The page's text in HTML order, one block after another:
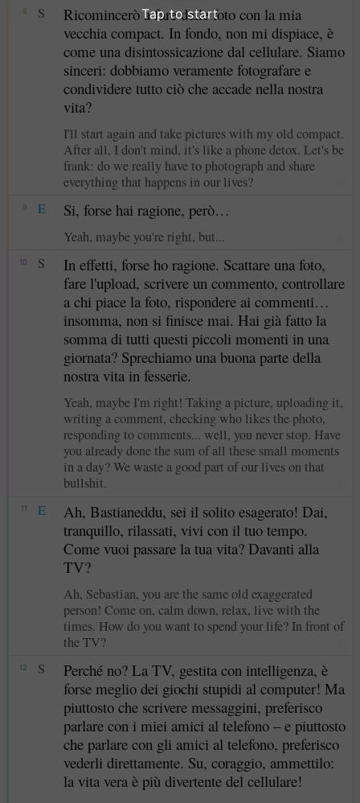
Tap to start
8 S
Ricomincerò a fare delle foto con la mia
vecchia compact. In fondo, non mi dispiace, è
come una disintossicazione dal cellulare. Siamo
sinceri: dobbiamo veramente fotografare e
condividere tutto ciò che accade nella nostra
vita?
I'll start again and take pictures with my old compact.
After all, I don't mind, it's like a phone detox. Let's be
frank: do we really have to photograph and share
everything that happens in our lives?
9 E Si, forse hai ragione, però…
Yeah, maybe you're right, but...
10 S
In effetti, forse ho ragione. Scattare una foto,
fare l'upload, scrivere un commento, controllare
a chi piace la foto, rispondere ai commenti…
insomma, non si finisce mai. Hai già fatto la
somma di tutti questi piccoli momenti in una
giornata? Sprechiamo una buona parte della
nostra vita in fesserie.
Yeah, maybe I'm right! Taking a picture, uploading it,
writing a comment, checking who likes the photo,
responding to comments... well, you never stop. Have
you already done the sum of all these small moments
in a day? We waste a good part of our lives on that
bullshit.
11 E
Ah, Bastianeddu, sei il solito esagerato! Dai,
tranquillo, rilassati, vivi con il tuo tempo.
Come vuoi passare la tua vita? Davanti alla
TV?
Ah, Sebastian, you are the same old exaggerated
person! Come on, calm down, relax, live with the
times. How do you want to spend your life? In front of
the TV?
12 S
Perché no? La TV, gestita con intelligenza, è
forse meglio dei giochi stupidi al computer! Ma
piuttosto che scrivere messaggini, preferisco
parlare con i miei amici al telefono – e piuttosto
che parlare con gli amici al telefono, preferisco
vederli direttamente. Su, coraggio, ammettilo:
la vita vera è più divertente del cellulare!